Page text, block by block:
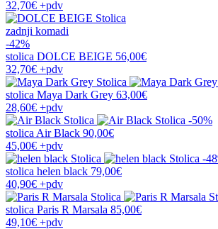
32,70€ +pdv
zadnji komadi
-42%
stolica DOLCE BEIGE 56,00€
32,70€ +pdv
stolica Maya Dark Grey 63,00€
28,60€ +pdv
-50%
stolica Air Black 90,00€
45,00€ +pdv
-
stolica helen black 79,00€
40,90€ +pdv
stolica Paris R Marsala 85,00€
49,10€ +pdv